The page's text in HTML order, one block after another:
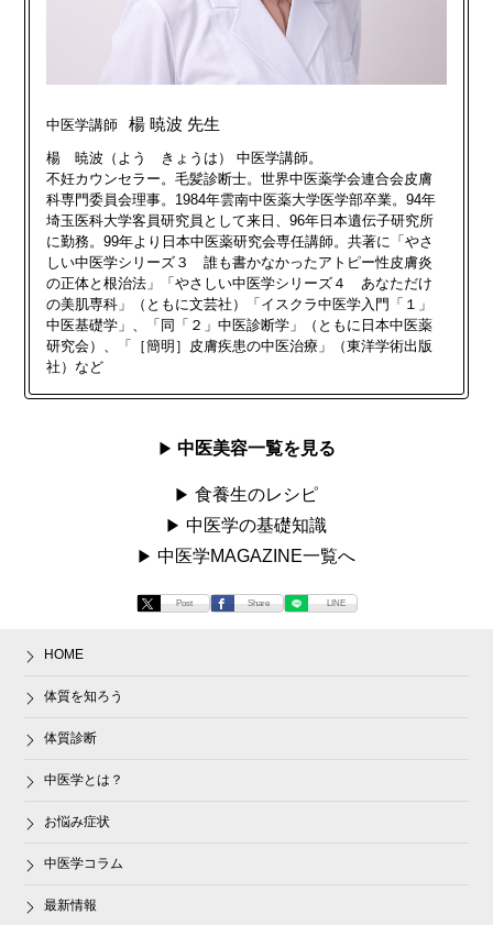
中医学講師 楊 暁波 先生
楊 暁波（よう きょうは） 中医学講師。
不妊カウンセラー。毛髪診断士。世界中医薬学会連合会皮膚
科専門委員会理事。1984年雲南中医薬大学医学部卒業。94年
埼玉医科大学客員研究員として来日、96年日本遺伝子研究所
に勤務。99年より日本中医薬研究会専任講師。共著に「やさ
しい中医学シリーズ３ 誰も書かなかったアトピー性皮膚炎
の正体と根治法」「やさしい中医学シリーズ４ あなただけ
の美肌専科」（ともに文芸社）「イスクラ中医学入門「１」
中医基礎学」、「同「２」中医診断学」（ともに日本中医薬
研究会）、「［簡明］皮膚疾患の中医治療」（東洋学術出版
社）など
中医美容一覧を見る
食養生のレシピ
中医学の基礎知識
中医学MAGAZINE一覧へ
Post Share LINE
HOME
体質を知ろう
体質診断
中医学とは？
お悩み症状
中医学コラム
最新情報